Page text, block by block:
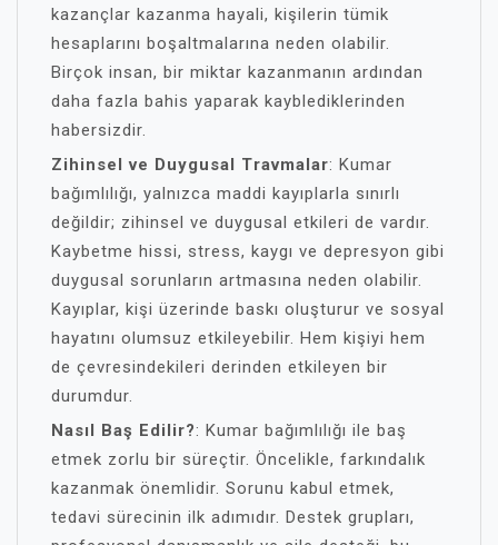
kazançlar kazanma hayali, kişilerin tümik
hesaplarını boşaltmalarına neden olabilir.
Birçok insan, bir miktar kazanmanın ardından
daha fazla bahis yaparak kayblediklerinden
habersizdir.
Zihinsel ve Duygusal Travmalar: Kumar
bağımlılığı, yalnızca maddi kayıplarla sınırlı
değildir; zihinsel ve duygusal etkileri de vardır.
Kaybetme hissi, stress, kaygı ve depresyon gibi
duygusal sorunların artmasına neden olabilir.
Kayıplar, kişi üzerinde baskı oluşturur ve sosyal
hayatını olumsuz etkileyebilir. Hem kişiyi hem
de çevresindekileri derinden etkileyen bir
durumdur.
Nasıl Baş Edilir?: Kumar bağımlılığı ile baş
etmek zorlu bir süreçtir. Öncelikle, farkındalık
kazanmak önemlidir. Sorunu kabul etmek,
tedavi sürecinin ilk adımıdır. Destek grupları,